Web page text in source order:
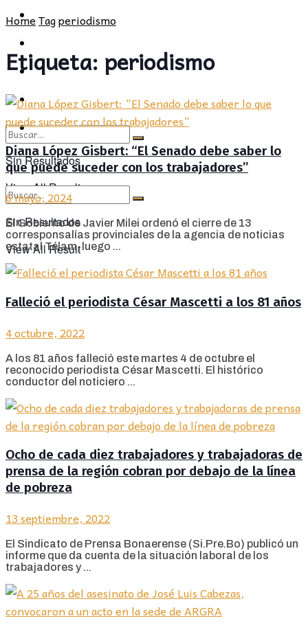
CULTURA
OPINIÓN
Sin Resultados
View All Result
PROVINCIA
SOCIEDAD
CULTURA
OPINIÓN
Sin Resultados
View All Result
HomeTagperiodismo
Etiqueta: periodismo
Diana López Gisbert: “El Senado debe saber lo
que puede suceder con los trabajadores”
6 mayo, 2024
El Gobierno de Javier Milei ordenó el cierre de 13
corresponsalías provinciales de la agencia de noticias
estatal Télam, luego ...
Falleció el periodista César Mascetti a los 81 años
4 octubre, 2022
A los 81 años falleció este martes 4 de octubre el
reconocido periodista César Mascetti. El histórico
conductor del noticiero ...
Ocho de cada diez trabajadores y trabajadoras de
prensa de la región cobran por debajo de la línea
de pobreza
13 septiembre, 2022
El Sindicato de Prensa Bonaerense (Si.Pre.Bo) publicó un
informe que da cuenta de la situación laboral de los
trabajadores y ...